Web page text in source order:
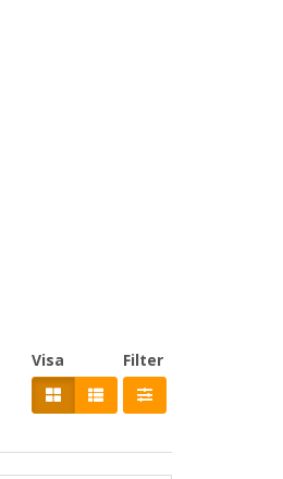
Filter
Visa